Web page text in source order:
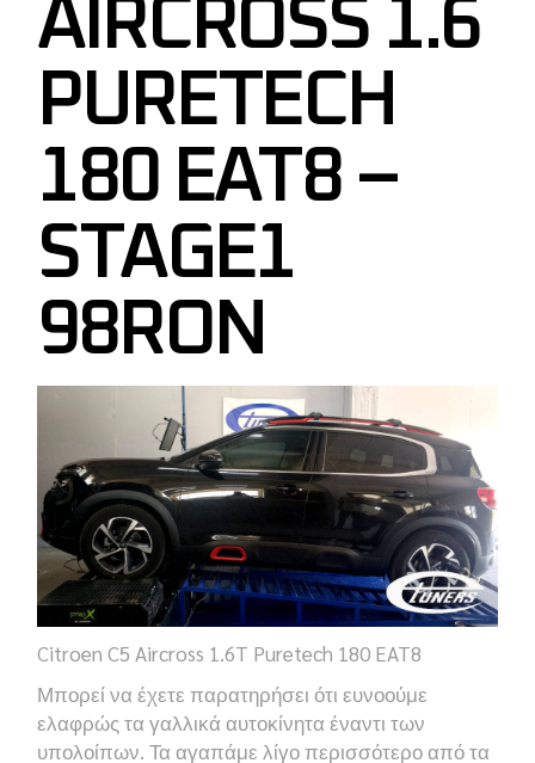
AIRCROSS 1.6
PURETECH
180 EAT8 –
STAGE1
98RON
Citroen C5 Aircross 1.6T Puretech 180 EAT8
Μπορεί να έχετε παρατηρήσει ότι ευνοούμε
ελαφρώς τα γαλλικά αυτοκίνητα έναντι των
υπολοίπων. Τα αγαπάμε λίγο περισσότερο από τα